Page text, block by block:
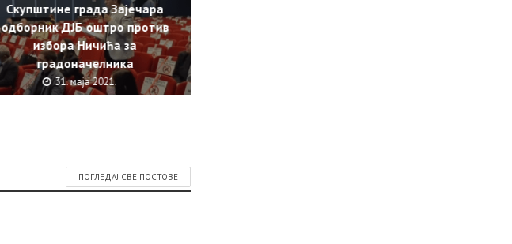
Скупштине града Зајечара
одборник ДЈБ оштро против
избора Ничића за
градоначелника
31. маја 2021.
ПОГЛЕДАЈ СВЕ ПОСТОВЕ